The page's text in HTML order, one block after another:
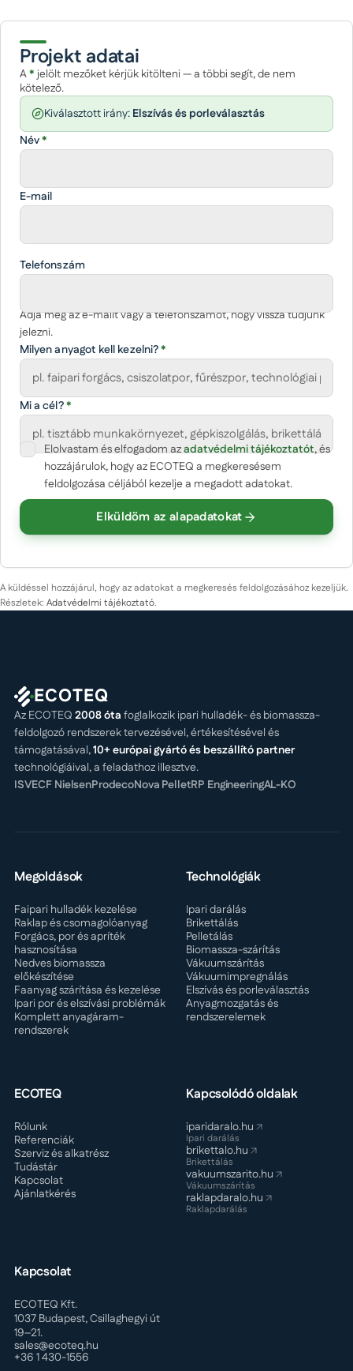
Projekt adatai
A*jelölt mezőket kérjük kitölteni — a többi segít, de nem
kötelező.
Kiválasztott irány: Elszívás és porleválasztás
Név*
E-mail
Telefonszám
Adja meg az e-mailt vagy a telefonszámot, hogy vissza tudjunk
jelezni.
Milyen anyagot kell kezelni?*
Mi a cél?*
(opcionális)
Cégnév
Körülbelüli mennyiség
Elolvastam és elfogadom azadatvédelmi tájékoztatót, és
hozzájárulok, hogy az ECOTEQ a megkeresésem
feldolgozása céljából kezelje a megadott adatokat.
Elküldöm az alapadatokat
A küldéssel hozzájárul, hogy az adatokat a megkeresés feldolgozásához kezeljük.
Részletek: Adatvédelmi tájékoztató.
ECOTEQ
Az ECOTEQ 2008 óta foglalkozik ipari hulladék- és biomassza-
feldolgozó rendszerek tervezésével, értékesítésével és
támogatásával,10+ európai gyártó és beszállító partner
technológiáival, a feladathoz illesztve.
ISVECF NielsenProdecoNova PelletRP EngineeringAL-KO
Megoldások
Faipari hulladék kezelése
Raklap és csomagolóanyag
Forgács, por és apríték
hasznosítása
Nedves biomassza
előkészítése
Faanyag szárítása és kezelése
Ipari por és elszívási problémák
Komplett anyagáram-
rendszerek
Technológiák
Ipari darálás
Brikettálás
Pelletálás
Biomassza-szárítás
Vákuumszárítás
Vákuumimpregnálás
Elszívás és porleválasztás
Anyagmozgatás és
rendszerelemek
ECOTEQ
Rólunk
Referenciák
Szerviz és alkatrész
Tudástár
Kapcsolat
Ajánlatkérés
Kapcsolódó oldalak
iparidaralo.hu
Ipari darálás
brikettalo.hu
Brikettálás
vakuumszarito.hu
Vákuumszárítás
raklapdaralo.hu
Raklapdarálás
Kapcsolat
ECOTEQ Kft.
1037 Budapest, Csillaghegyi út
19–21.
sales@ecoteq.hu
+36 1 430-1556